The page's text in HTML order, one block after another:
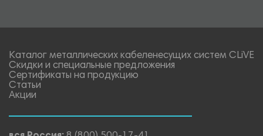
Каталог металлических кабеленесущих систем CLiVE
Скидки и специальные предложения
Сертификаты на продукцию
Статьи
Акции